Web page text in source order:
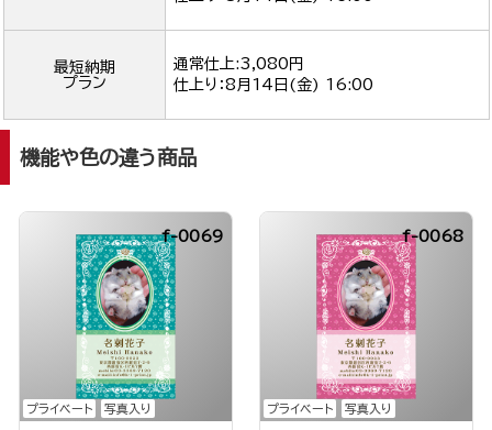
最短納期
プラン
通常仕上:3,080円
仕上り：8月14日(金) 16:00
機能や色の違う商品
プライベート 写真入り
f-0069
プライベート 写真入り
f-0068